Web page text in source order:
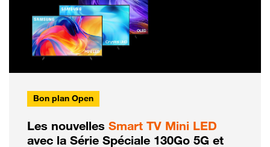
Bon plan Open
Les nouvelles Smart TV Mini LED
avec la Série Spéciale 130Go 5G et